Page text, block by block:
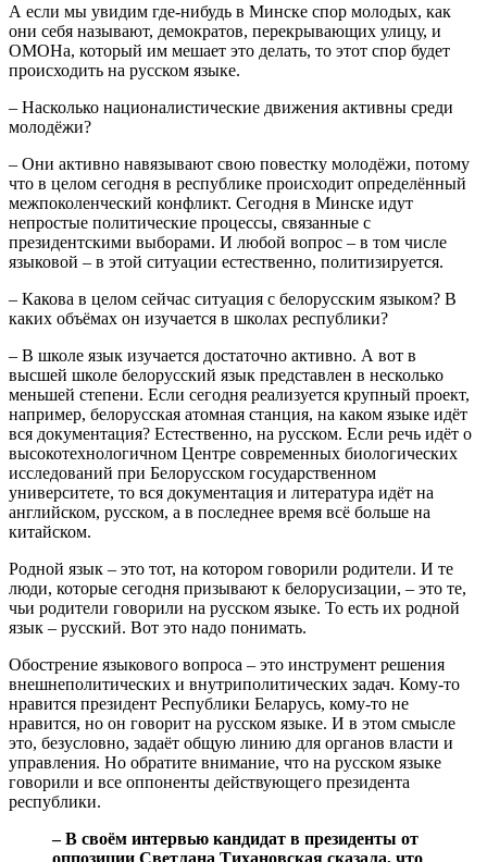
А если мы увидим где-нибудь в Минске спор молодых, как
они себя называют, демократов, перекрывающих улицу, и
ОМОНа, который им мешает это делать, то этот спор будет
происходить на русском языке.
– Насколько националистические движения активны среди
молодёжи?
– Они активно навязывают свою повестку молодёжи, потому
что в целом сегодня в республике происходит определённый
межпоколенческий конфликт. Сегодня в Минске идут
непростые политические процессы, связанные с
президентскими выборами. И любой вопрос – в том числе
языковой – в этой ситуации естественно, политизируется.
– Какова в целом сейчас ситуация с белорусским языком? В
каких объёмах он изучается в школах республики?
– В школе язык изучается достаточно активно. А вот в
высшей школе белорусский язык представлен в несколько
меньшей степени. Если сегодня реализуется крупный проект,
например, белорусская атомная станция, на каком языке идёт
вся документация? Естественно, на русском. Если речь идёт о
высокотехнологичном Центре современных биологических
исследований при Белорусском государственном
университете, то вся документация и литература идёт на
английском, русском, а в последнее время всё больше на
китайском.
Родной язык – это тот, на котором говорили родители. И те
люди, которые сегодня призывают к белорусизации, – это те,
чьи родители говорили на русском языке. То есть их родной
язык – русский. Вот это надо понимать.
Обострение языкового вопроса – это инструмент решения
внешнеполитических и внутриполитических задач. Кому-то
нравится президент Республики Беларусь, кому-то не
нравится, но он говорит на русском языке. И в этом смысле
это, безусловно, задаёт общую линию для органов власти и
управления. Но обратите внимание, что на русском языке
говорили и все оппоненты действующего президента
республики.
– В своём интервью кандидат в президенты от
оппозиции Светлана Тихановская сказала, что